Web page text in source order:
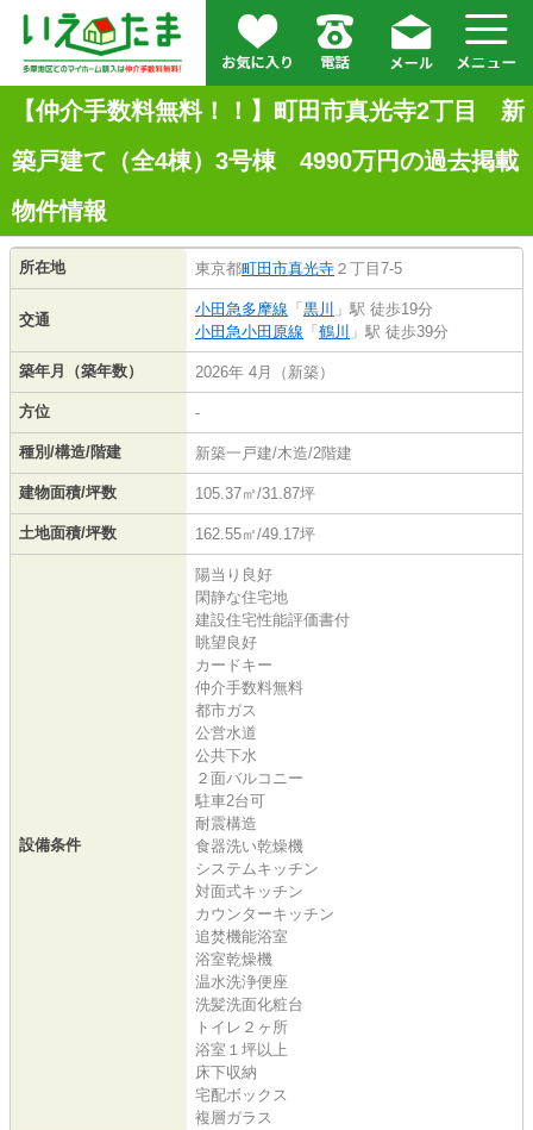
【仲介手数料無料！！】町田市真光寺2丁目 新
築戸建て（全4棟）3号棟 4990万円の過去掲載
物件情報
所在地 東京都町田市真光寺 ２丁目7-5
交通
小田急多摩線 「 黒川 」駅 徒歩19分
小田急小田原線 「 鶴川 」駅 徒歩39分
築年月（築年数） 2026年 4月（新築）
方位 -
種別/構造/階建 新築一戸建/木造/2階建
建物面積/坪数 105.37㎡/31.87坪
土地面積/坪数 162.55㎡/49.17坪
設備条件
陽当り良好
閑静な住宅地
建設住宅性能評価書付
眺望良好
カードキー
仲介手数料無料
都市ガス
公営水道
公共下水
２面バルコニー
駐車2台可
耐震構造
食器洗い乾燥機
システムキッチン
対面式キッチン
カウンターキッチン
追焚機能浴室
浴室乾燥機
温水洗浄便座
洗髪洗面化粧台
トイレ２ヶ所
浴室１坪以上
床下収納
宅配ボックス
複層ガラス